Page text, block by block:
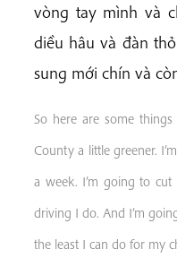
vòng tay mình và
diều hâu và đàn
sung mới chín và
So here are some
County a little greener.
a week. I’m going to
driving I do. And I’m
the least I can do for my